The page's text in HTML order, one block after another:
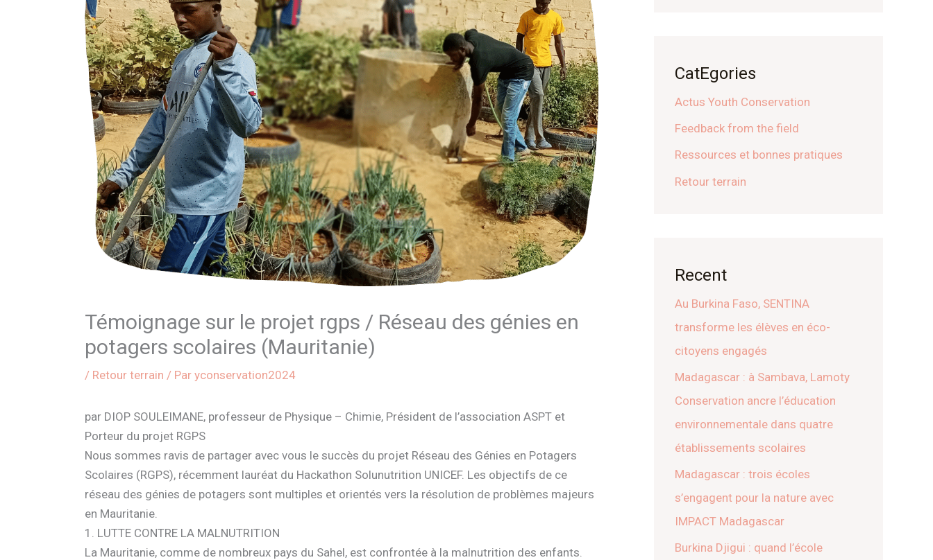
Témoignage sur le projet rgps / Réseau des génies en
potagers scolaires (Mauritanie)
/ Retour terrain / Par yconservation2024
par DIOP SOULEIMANE, professeur de Physique – Chimie, Président de l’association ASPT et
Porteur du projet RGPS
Nous sommes ravis de partager avec vous le succès du projet Réseau des Génies en Potagers
Scolaires (RGPS), récemment lauréat du Hackathon Solunutrition UNICEF. Les objectifs de ce
réseau des génies de potagers sont multiples et orientés vers la résolution de problèmes majeurs
en Mauritanie.
1. LUTTE CONTRE LA MALNUTRITION
La Mauritanie, comme de nombreux pays du Sahel, est confrontée à la malnutrition des enfants.
CatEgories
Actus Youth Conservation
Feedback from the field
Ressources et bonnes pratiques
Retour terrain
Recent
Au Burkina Faso, SENTINA
transforme les élèves en éco-
citoyens engagés
Madagascar : à Sambava, Lamoty
Conservation ancre l’éducation
environnementale dans quatre
établissements scolaires
Madagascar : trois écoles
s’engagent pour la nature avec
IMPACT Madagascar
Burkina Djigui : quand l’école